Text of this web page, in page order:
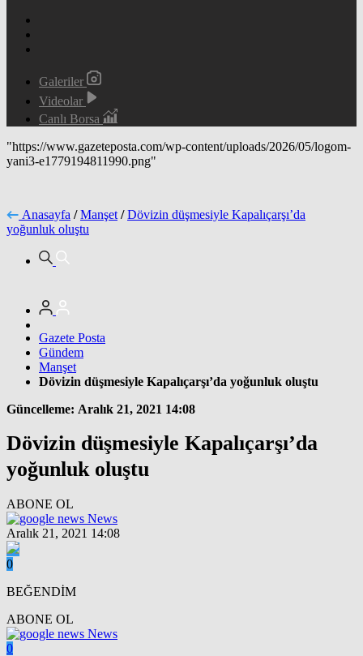
Galeriler
Videolar
Canlı Borsa
"https://www.gazeteposta.com/wp-content/uploads/2026/05/logom-
yani3-e1779194811990.png"
Anasayfa / Manşet / Dövizin düşmesiyle Kapalıçarşı’da
yoğunluk oluştu
Gazete Posta
Gündem
Manşet
Dövizin düşmesiyle Kapalıçarşı’da yoğunluk oluştu
Güncelleme: Aralık 21, 2021 14:08
Dövizin düşmesiyle Kapalıçarşı’da
yoğunluk oluştu
ABONE OL
News
Aralık 21, 2021 14:08
0
BEĞENDİM
ABONE OL
News
0